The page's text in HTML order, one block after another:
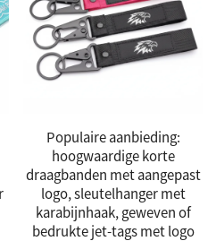
Populaire aanbieding:
hoogwaardige korte
draagbanden met aangepast
logo, sleutelhanger met
karabijnhaak, geweven of
bedrukte jet-tags met logo